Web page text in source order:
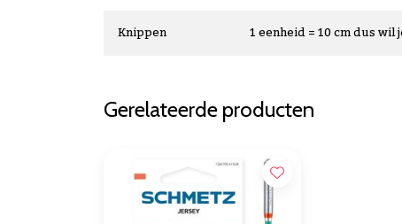
Knippen
1 eenheid = 10 cm dus
Gerelateerde producten